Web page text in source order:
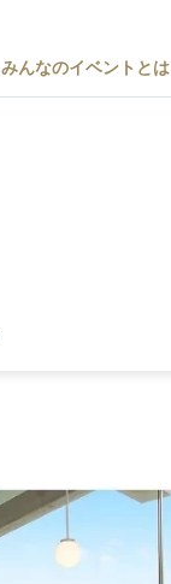
みんなのイベントとは